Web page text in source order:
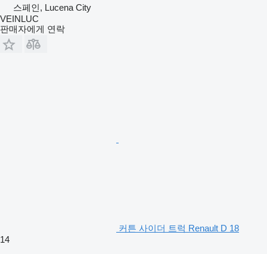
스페인, Lucena City
VEINLUC
판매자에게 연락
커튼 사이더 트럭 Renault D 18
14